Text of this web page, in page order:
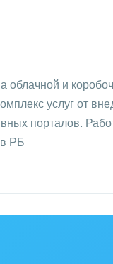
облачной и
услуг от
порталов.
РБ